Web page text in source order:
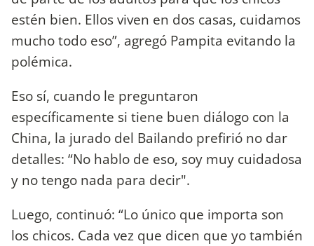
estén bien. Ellos viven en dos casas, cuidamos
mucho todo eso”, agregó Pampita evitando la
polémica.
Eso sí, cuando le preguntaron
específicamente si tiene buen diálogo con la
China, la jurado del Bailando prefirió no dar
detalles: “No hablo de eso, soy muy cuidadosa
y no tengo nada para decir".
Luego, continuó: “Lo único que importa son
los chicos. Cada vez que dicen que yo también